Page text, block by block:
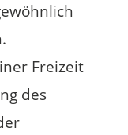
Freizeit
des